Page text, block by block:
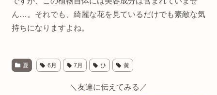
ん…。それでも、綺麗な花を見ているだけでも素敵な気
持ちになりますよね。
夏 6月 7月 ひ 黄
＼友達に伝えてみる／